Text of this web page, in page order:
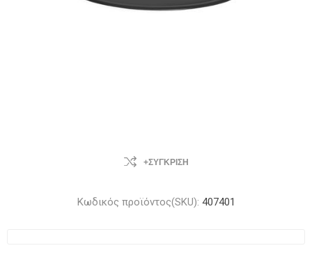
+ΣΎΓΚΡΙΣΗ
Κωδικός προϊόντος(SKU): 407401